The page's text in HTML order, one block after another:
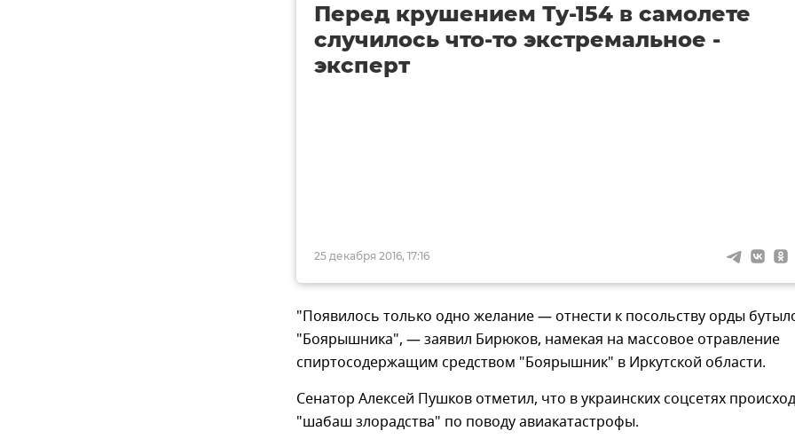
25 декабря 2016, 17:16
Перед крушением Ту-154 в самолете
случилось что-то экстремальное -
эксперт
"Появилось только одно желание — отнести к посольству орды
"Боярышника", — заявил Бирюков, намекая на массовое отравление
спиртосодержащим средством "Боярышник" в Иркутской области.
Сенатор Алексей Пушков отметил, что в украинских соцсетях
"шабаш злорадства" по поводу авиакатастрофы.